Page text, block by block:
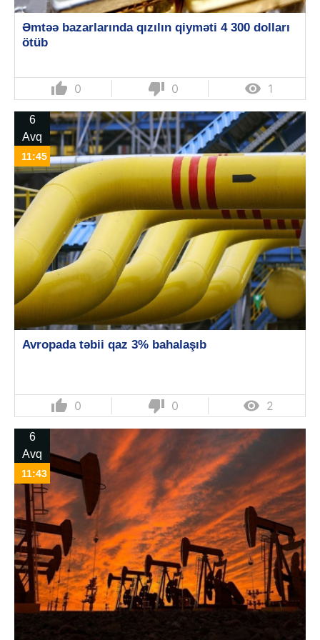
Əmtəə bazarlarında qızılın qiyməti 4 300 dolları
ötüb
thumb_up 0 thumb_down 0  1
6
Avq
11:45
Avropada təbii qaz 3% bahalaşıb
thumb_up 0 thumb_down 0  2
6
Avq
11:43